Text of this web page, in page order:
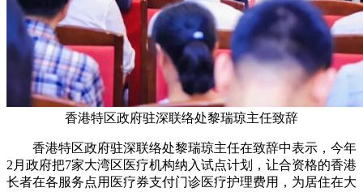
香港特区政府驻深联络处黎瑞琼主任致辞
香港特区政府驻深联络处黎瑞琼主任在致辞中表示，今年
2月政府把7家大湾区医疗机构纳入试点计划，让合资格的香港
长者在各服务点用医疗券支付门诊医疗护理费用，为居住在大